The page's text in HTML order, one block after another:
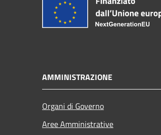
AMMINISTRAZIONE
Organi di Governo
Aree Amministrative